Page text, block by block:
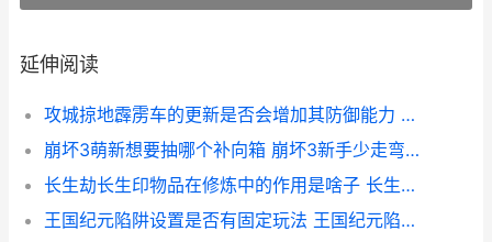
延伸阅读
攻城掠地霹雳车的更新是否会增加其防御能力 攻城掠地霹雳车有必要买吗
崩坏3萌新想要抽哪个补向箱 崩坏3新手少走弯路攻略贴吧
长生劫长生印物品在修炼中的作用是啥子 长生劫 hita
王国纪元陷阱设置是否有固定玩法 王国纪元陷阱设计图